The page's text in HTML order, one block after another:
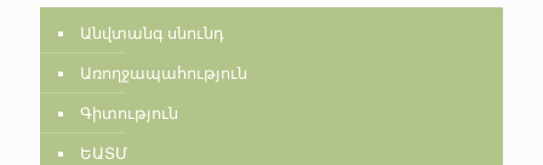
Անվտանգ սնունդ
Առողջապահություն
Գիտություն
ԵԱՏՄ